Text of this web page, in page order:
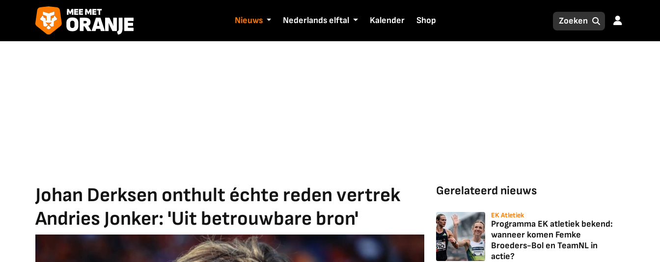
Nieuws Nederlands elftal Kalender Shop
Johan Derksen onthult échte reden vertrek
Andries Jonker: 'Uit betrouwbare bron'
Gerelateerd nieuws
EK Atletiek
Programma EK atletiek bekend:
wanneer komen Femke
Broeders-Bol en TeamNL in
actie?